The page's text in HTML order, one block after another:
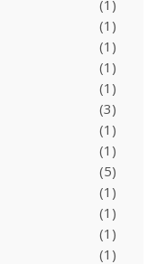
(1)
(1)
(1)
(1)
(1)
(3)
(1)
(1)
(5)
(1)
(1)
(1)
(1)